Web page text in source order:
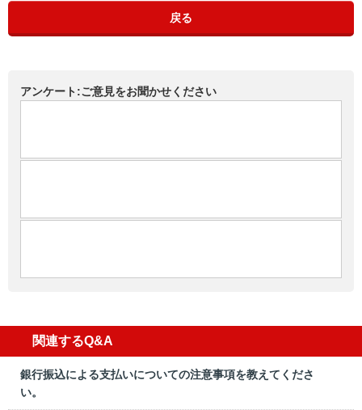
戻る
アンケート:ご意見をお聞かせください
関連するQ&A
銀行振込による支払いについての注意事項を教えてくださ
い。